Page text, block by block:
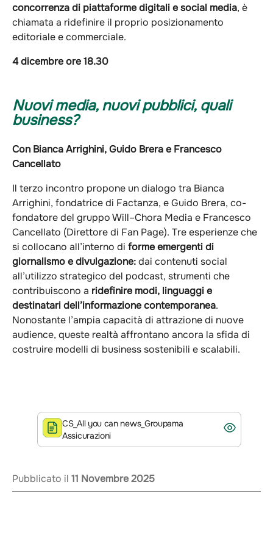
concorrenza di piattaforme digitali e social media, è
chiamata a ridefinire il proprio posizionamento
editoriale e commerciale.
4 dicembre ore 18.30
Nuovi media, nuovi pubblici, quali
business?
Con Bianca Arrighini, Guido Brera e Francesco
Cancellato
Il terzo incontro propone un dialogo tra Bianca
Arrighini, fondatrice di Factanza, e Guido Brera, co-
fondatore del gruppo Will–Chora Media e Francesco
Cancellato (Direttore di Fan Page). Tre esperienze che
si collocano all’interno di forme emergenti di
giornalismo e divulgazione:dai contenuti social
all’utilizzo strategico del podcast, strumenti che
contribuiscono a ridefinire modi, linguaggi e
destinatari dell’informazione contemporanea.
Nonostante l’ampia capacità di attrazione di nuove
audience, queste realtà affrontano ancora la sfida di
costruire modelli di business sostenibili e scalabili.
CS_All you can news_Groupama
Assicurazioni
Pubblicato il 11 Novembre 2025